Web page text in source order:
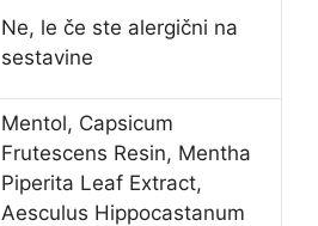
Ne, le če ste alergični na
sestavine
Mentol, Capsicum
Frutescens Resin, Mentha
Piperita Leaf Extract,
Aesculus Hippocastanum